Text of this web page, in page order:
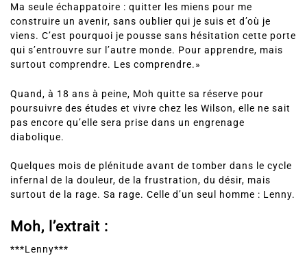
Ma seule échappatoire : quitter les miens pour me
construire un avenir, sans oublier qui je suis et d’où je
viens. C’est pourquoi je pousse sans hésitation cette porte
qui s’entrouvre sur l’autre monde. Pour apprendre, mais
surtout comprendre. Les comprendre.»
Quand, à 18 ans à peine, Moh quitte sa réserve pour
poursuivre des études et vivre chez les Wilson, elle ne sait
pas encore qu’elle sera prise dans un engrenage
diabolique.
Quelques mois de plénitude avant de tomber dans le cycle
infernal de la douleur, de la frustration, du désir, mais
surtout de la rage. Sa rage. Celle d’un seul homme : Lenny.
Moh, l’extrait :
***Lenny***